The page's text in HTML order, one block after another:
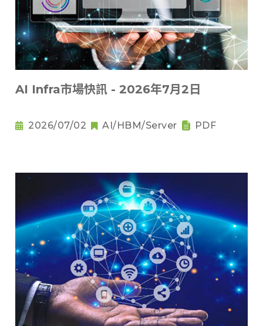
AI Infra市場快訊 - 2026年7月2日
2026/07/02 AI/HBM/Server PDF